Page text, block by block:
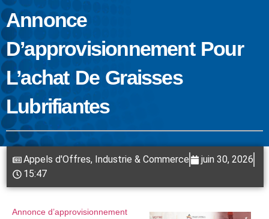
Annonce
D’approvisionnement Pour
L’achat De Graisses
Lubrifiantes
Appels d'Offres, Industrie & Commerce
juin 30, 2026
15:47
Annonce d’approvisionnement